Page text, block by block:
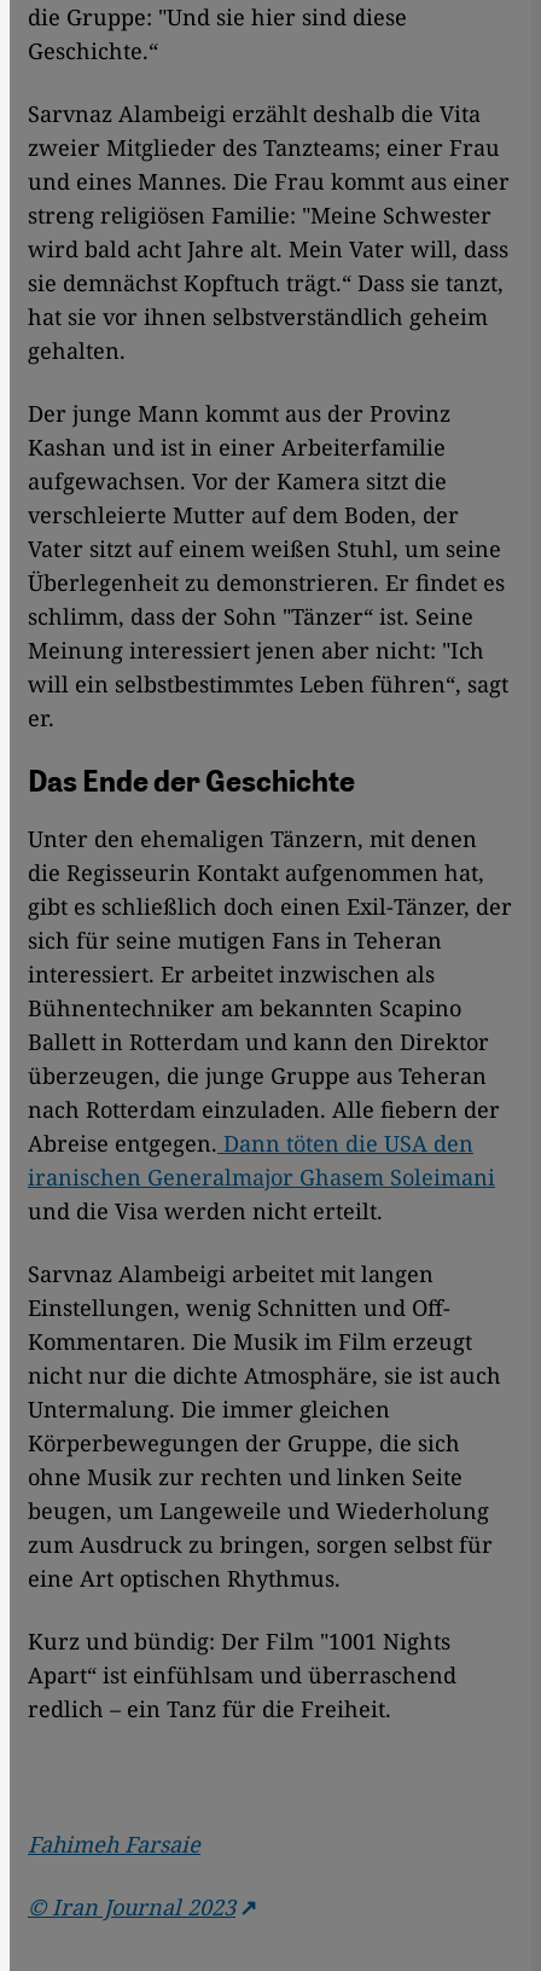
die Gruppe: "Und sie hier sind diese
Geschichte.“
Sarvnaz Alambeigi erzählt deshalb die Vita
zweier Mitglieder des Tanzteams; einer Frau
und eines Mannes. Die Frau kommt aus einer
streng religiösen Familie: "Meine Schwester
wird bald acht Jahre alt. Mein Vater will, dass
sie demnächst Kopftuch trägt.“ Dass sie tanzt,
hat sie vor ihnen selbstverständlich geheim
gehalten.
Der junge Mann kommt aus der Provinz
Kashan und ist in einer Arbeiterfamilie
aufgewachsen. Vor der Kamera sitzt die
verschleierte Mutter auf dem Boden, der
Vater sitzt auf einem weißen Stuhl, um seine
Überlegenheit zu demonstrieren. Er findet es
schlimm, dass der Sohn "Tänzer“ ist. Seine
Meinung interessiert jenen aber nicht: "Ich
will ein selbstbestimmtes Leben führen“, sagt
er.
Das Ende der Geschichte
Unter den ehemaligen Tänzern, mit denen
die Regisseurin Kontakt aufgenommen hat,
gibt es schließlich doch einen Exil-Tänzer, der
sich für seine mutigen Fans in Teheran
interessiert. Er arbeitet inzwischen als
Bühnentechniker am bekannten Scapino
Ballett in Rotterdam und kann den Direktor
überzeugen, die junge Gruppe aus Teheran
nach Rotterdam einzuladen. Alle fiebern der
Abreise entgegen. Dann töten die USA den
iranischen Generalmajor Ghasem Soleimani
und die Visa werden nicht erteilt.
Sarvnaz Alambeigi arbeitet mit langen
Einstellungen, wenig Schnitten und Off-
Kommentaren. Die Musik im Film erzeugt
nicht nur die dichte Atmosphäre, sie ist auch
Untermalung. Die immer gleichen
Körperbewegungen der Gruppe, die sich
ohne Musik zur rechten und linken Seite
beugen, um Langeweile und Wiederholung
zum Ausdruck zu bringen, sorgen selbst für
eine Art optischen Rhythmus.
Kurz und bündig: Der Film "1001 Nights
Apart“ ist einfühlsam und überraschend
redlich – ein Tanz für die Freiheit.
Fahimeh Farsaie
© Iran Journal 2023